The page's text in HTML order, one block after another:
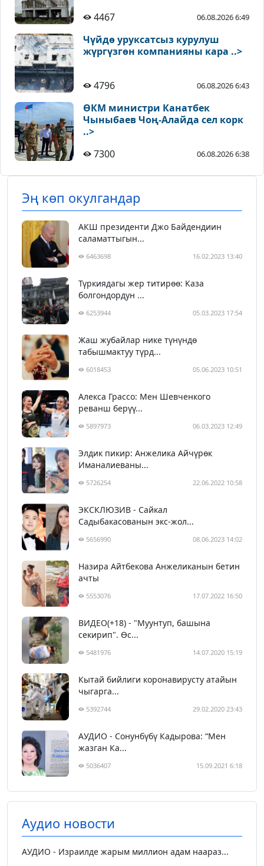
4467 06.08.2026 6:49
Чүйдө уруксатсыз курулуш
жүргүзгөн компанияны кара ..>
4796 06.08.2026 6:43
ӨКМ министри Канатбек
Чыныбаев Чоң-Алайда сел корк
..>
7300
06.08.2026 6:38
Эң көп окулгандар
АКШ президенти Джо Байдендиин
саламаттыгын...
6463698 16.02.2023 13:40
Түркиядагы жер титирөө: Каза
болгондордун ...
6253944 05.03.2023 17:54
Жаш жубайлар нике түнүндө
табышмактуу түрд...
6018453 05.06.2023 10:51
Алекса Грассо: Мен Шевченкого
реванш берүү...
5897973 06.03.2023 12:49
Элдик пикир: Анжелика Айчүрөк
Иманалиеваны...
5726254 22.06.2022 10:58
ЭКСКЛЮЗИВ - Сайкал
Садыбакасованын экс-жол...
5656990 08.06.2023 14:02
Назира Айтбекова Анжеликанын бетин
ачты
5553076 17.07.2022 16:50
ВИДЕО(+18) - "Муунтуп, башына
секирип". Өс...
5481976 14.07.2020 15:19
Кытай бийлиги коронавирусту атайын
чыгарга...
5392744 29.02.2020 23:43
АУДИО - Сонунбүбү Кадырова: “Мен
жазган Ка...
5036407 15.09.2021 6:18
Аудио новости
АУДИО - Израилде жарым миллион адам наараз...